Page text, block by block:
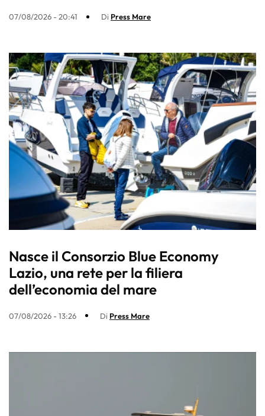
07/08/2026 - 20:41 Di Press Mare
Nasce il Consorzio Blue Economy
Lazio, una rete per la filiera
dell’economia del mare
07/08/2026 - 13:26 Di Press Mare